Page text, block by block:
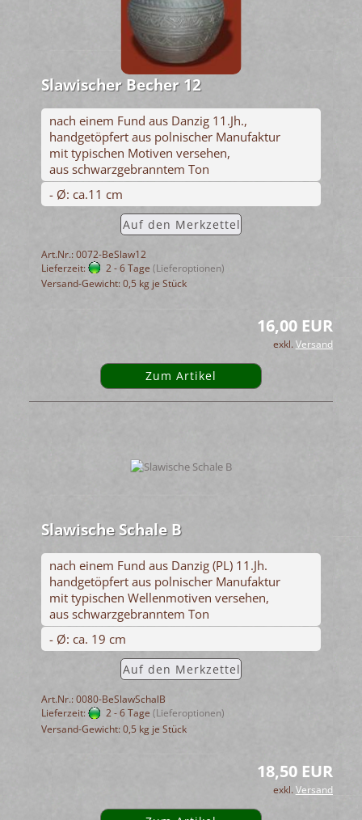
Slawischer Becher 12
nach einem Fund aus Danzig 11.Jh.,
handgetöpfert aus polnischer Manufaktur
mit typischen Motiven versehen,
aus schwarzgebranntem Ton
- Ø: ca.11 cm
Auf den Merkzettel
Art.Nr.: 0072-BeSlaw12
Lieferzeit:
2 - 6 Tage (Lieferoptionen)
Versand-Gewicht:0,5 kg je Stück
16,00 EUR
exkl.Versand
Zum Artikel
Slawische Schale B
nach einem Fund aus Danzig (PL) 11.Jh.
handgetöpfert aus polnischer Manufaktur
mit typischen Wellenmotiven versehen,
aus schwarzgebranntem Ton
- Ø: ca. 19 cm
Auf den Merkzettel
Art.Nr.: 0080-BeSlawSchalB
Lieferzeit:
2 - 6 Tage (Lieferoptionen)
Versand-Gewicht:0,5 kg je Stück
18,50 EUR
exkl.Versand